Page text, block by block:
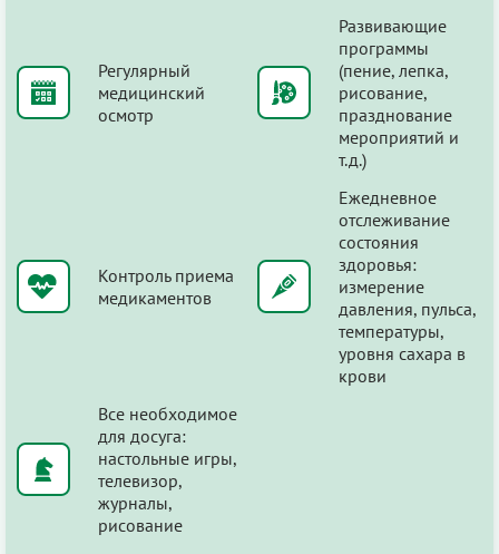
Регулярный
медицинский
осмотр
Развивающие
программы
(пение, лепка,
рисование,
празднование
мероприятий и
т.д.)
Контроль приема
медикаментов
Ежедневное
отслеживание
состояния
здоровья:
измерение
давления, пульса,
температуры,
уровня сахара в
крови
Все необходимое
для досуга:
настольные игры,
телевизор,
журналы,
рисование